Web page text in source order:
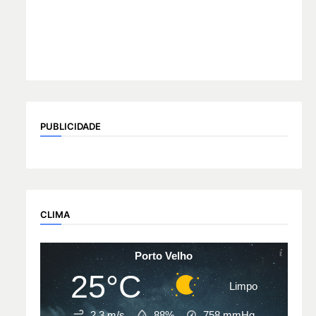
PUBLICIDADE
CLIMA
Porto Velho
25°C Limpo